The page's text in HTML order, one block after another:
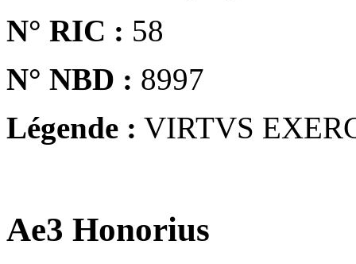
N° RIC : 58
N° NBD : 8997
Légende : VIRTVS
Ae3 Honorius